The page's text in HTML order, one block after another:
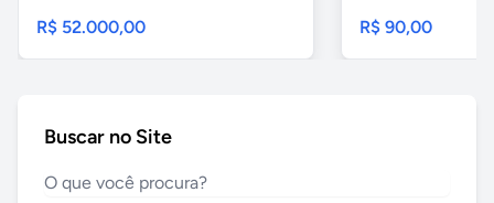
R$ 52.000,00 R$ 90,00
Buscar no Site